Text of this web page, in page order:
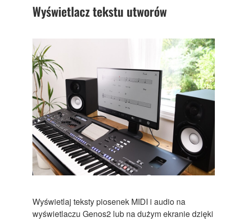
Wyświetlacz tekstu utworów
Wyświetlaj teksty piosenek MIDI i audio na
wyświetlaczu Genos2 lub na dużym ekranie dzięki